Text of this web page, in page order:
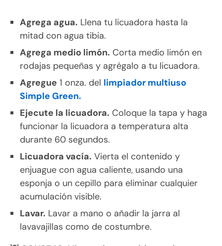
Agrega agua. Llena tu licuadora hasta la
mitad con agua tibia.
Agrega medio limón. Corta medio limón en
rodajas pequeñas y agrégalo a tu licuadora.
Agregue 1 onza. del limpiador multiuso
Simple Green.
Ejecute la licuadora. Coloque la tapa y haga
funcionar la licuadora a temperatura alta
durante 60 segundos.
Licuadora vacía. Vierta el contenido y
enjuague con agua caliente, usando una
esponja o un cepillo para eliminar cualquier
acumulación visible.
Lavar. Lavar a mano o añadir la jarra al
lavavajillas como de costumbre.